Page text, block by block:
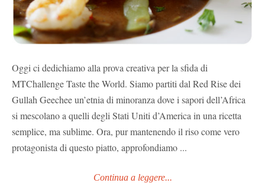
Oggi ci dedichiamo alla prova creativa per la sfida di
MTChallenge Taste the World. Siamo partiti dal Red Rise dei
Gullah Geechee un’etnia di minoranza dove i sapori dell’Africa
si mescolano a quelli degli Stati Uniti d’America in una ricetta
semplice, ma sublime. Ora, pur mantenendo il riso come vero
protagonista di questo piatto, approfondiamo ...
Continua a leggere...